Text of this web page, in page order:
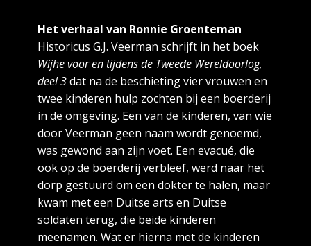
Het verhaal van Ronnie Groenteman
Historicus G.J. Veerman schrijft in het boek
Wijhe voor en tijdens de Tweede Wereldoorlog,
deel 3dat na de beschieting vier vrouwen en
twee kinderen hulp zochten bij een boerderij
in de omgeving. Een van de kinderen, van wie
door Veerman geen naam wordt genoemd,
was gewond aan zijn voet. Een evacué, die
ook op de boerderij verbleef, werd naar het
dorp gestuurd om een dokter te halen, maar
kwam met een Duitse arts en Duitse
soldaten terug, die beide kinderen
meenamen. Wat er hierna met de kinderen